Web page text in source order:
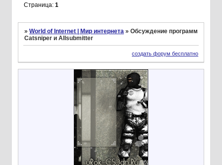
Страница: 1
» World of Internet | Мир интернета » Обсуждение программ
Catsniper и Allsubmitter
создать форум бесплатно